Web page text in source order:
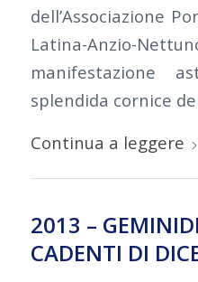
dell’Associazione
Latina-Anzio-
manifestazione
splendida cornice
Continua a leggere
2013 –
CADENTI DI